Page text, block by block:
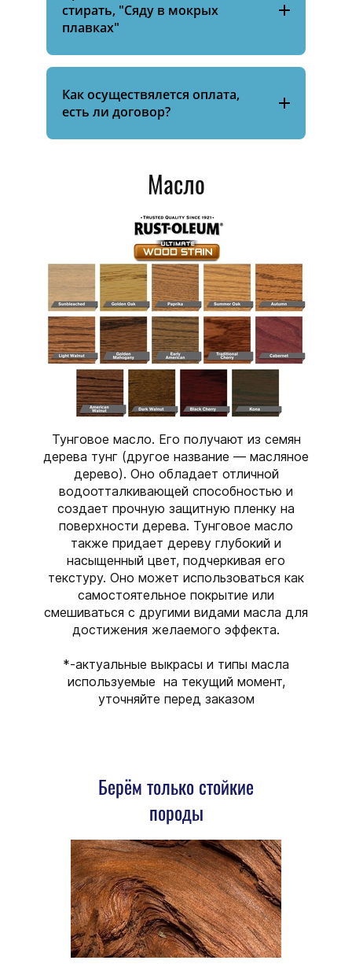
стирать, "Сяду в мокрых
плавках"
Как осуществялется оплата,
есть ли договор?
Масло
Тунговое масло. Его получают из семян
дерева тунг (другое название — масляное
дерево). Оно обладает отличной
водоотталкивающей способностью и
создает прочную защитную пленку на
поверхности дерева. Тунговое масло
также придает дереву глубокий и
насыщенный цвет, подчеркивая его
текстуру. Оно может использоваться как
самостоятельное покрытие или
смешиваться с другими видами масла для
достижения желаемого эффекта.
*-актуальные выкрасы и типы масла
используемые на текущий момент,
уточняйте перед заказом
Берём только стойкие
породы